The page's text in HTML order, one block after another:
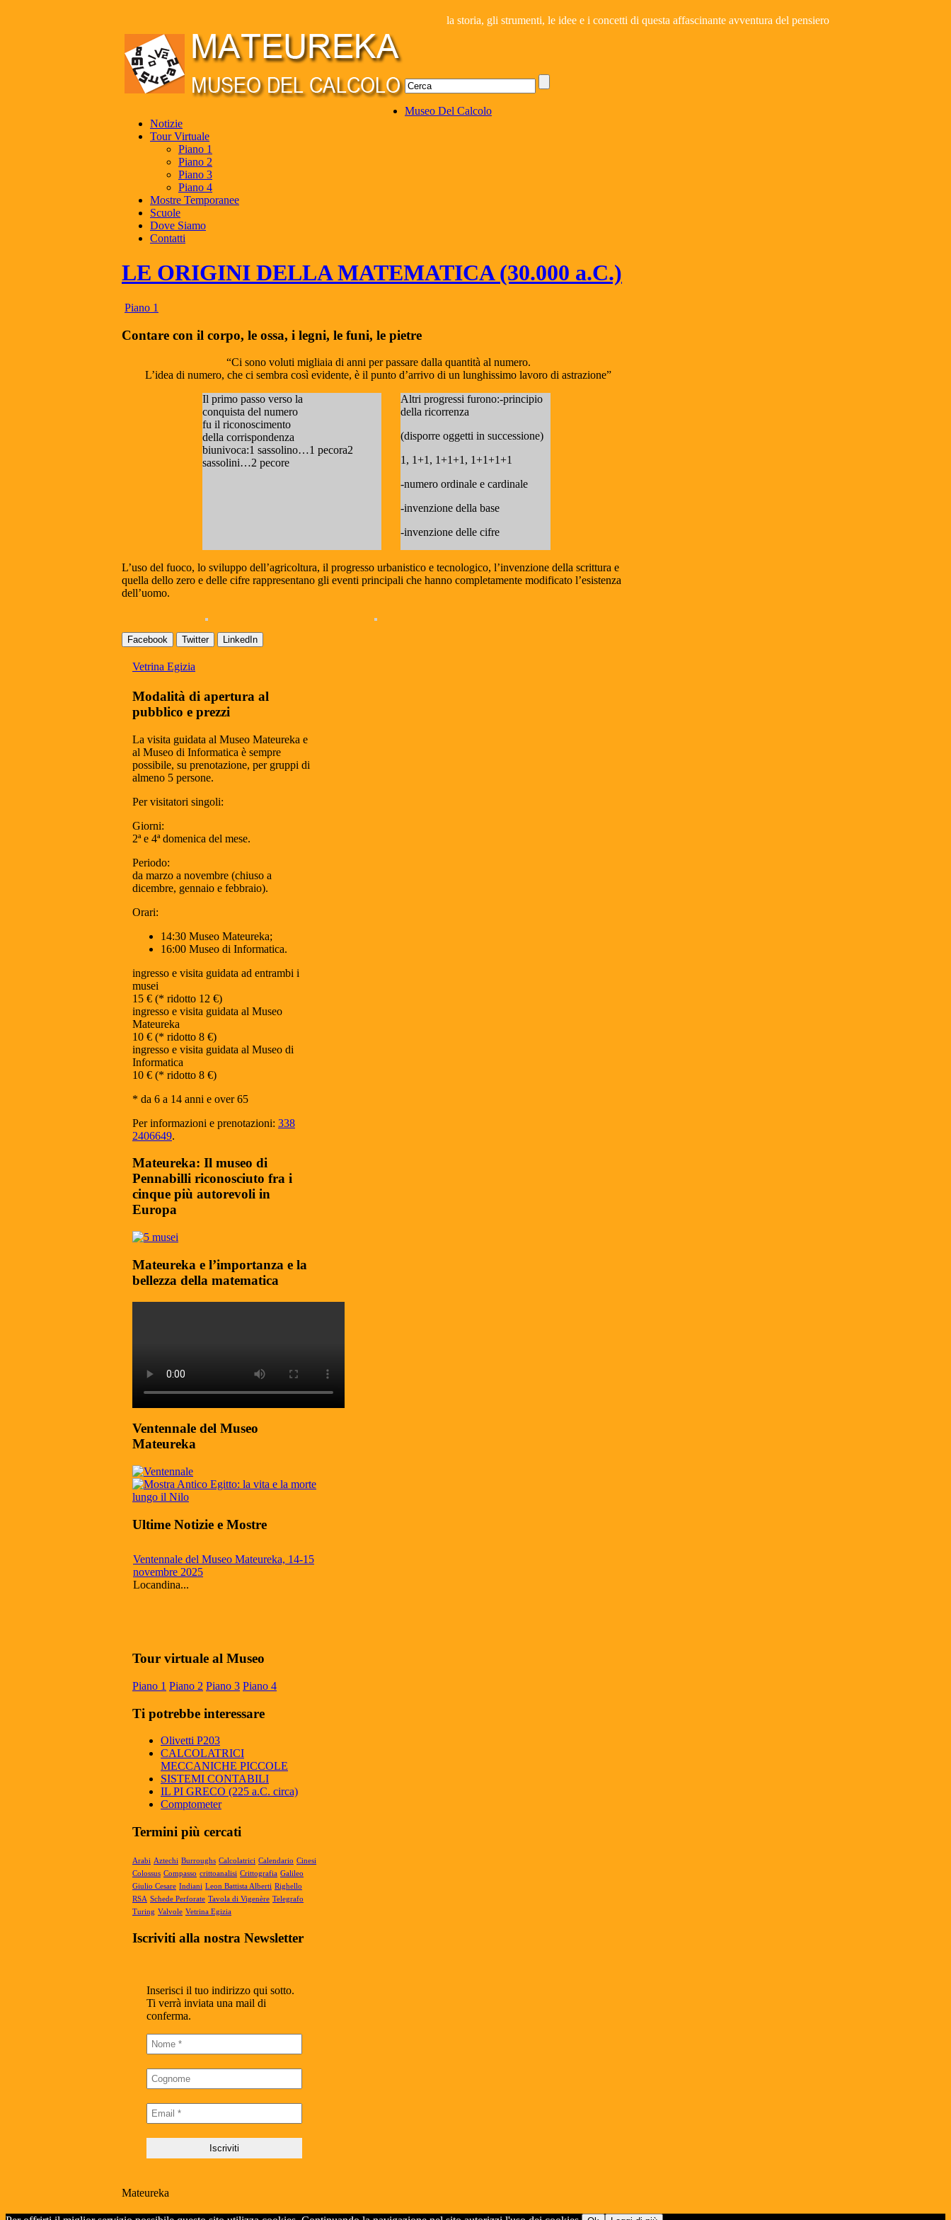
la storia, gli strumenti, le idee e i concetti di questa affascinante avventura del pensiero
Museo Del Calcolo
Notizie
Tour Virtuale
Piano 1
Piano 2
Piano 3
Piano 4
Mostre Temporanee
Scuole
Dove Siamo
Contatti
LE ORIGINI DELLA MATEMATICA (30.000 a.C.)
Piano 1
Contare con il corpo, le ossa, i legni, le funi, le pietre
“Ci sono voluti migliaia di anni per passare dalla quantità al numero.
L’idea di numero, che ci sembra così evidente, è il punto d’arrivo di un lunghissimo lavoro di astrazione”
Il primo passo verso la
conquista del numero
fu il riconoscimento
della corrispondenza
biunivoca:1 sassolino…1 pecora2
sassolini…2 pecore
Altri progressi furono:-principio
della ricorrenza
(disporre oggetti in successione)
1, 1+1, 1+1+1, 1+1+1+1
-numero ordinale e cardinale
-invenzione della base
-invenzione delle cifre
L’uso del fuoco, lo sviluppo dell’agricoltura, il progresso urbanistico e tecnologico, l’invenzione della scrittura e
quella dello zero e delle cifre rappresentano gli eventi principali che hanno completamente modificato l’esistenza
dell’uomo.
Facebook Twitter LinkedIn
Vetrina Egizia
Modalità di apertura al
pubblico e prezzi
La visita guidata al Museo Mateureka e
al Museo di Informatica è sempre
possibile, su prenotazione, per gruppi di
almeno 5 persone.
Per visitatori singoli:
Giorni:
2ª e 4ª domenica del mese.
Periodo:
da marzo a novembre (chiuso a
dicembre, gennaio e febbraio).
Orari:
14:30 Museo Mateureka;
16:00 Museo di Informatica.
ingresso e visita guidata ad entrambi i
musei
15 € (* ridotto 12 €)
ingresso e visita guidata al Museo
Mateureka
10 € (* ridotto 8 €)
ingresso e visita guidata al Museo di
Informatica
10 € (* ridotto 8 €)
* da 6 a 14 anni e over 65
Per informazioni e prenotazioni: 338
2406649.
Mateureka: Il museo di
Pennabilli riconosciuto fra i
cinque più autorevoli in
Europa
Mateureka e l’importanza e la
bellezza della matematica
Ventennale del Museo
Mateureka
Ultime Notizie e Mostre
Ventennale del Museo Mateureka, 14-15
novembre 2025
Locandina...
riconosciuto fra i cinque più autorevoli in
Europa
dalla rivista UMI (Unione Matematici
Articolo RiminiIn
Articolo Geronimo maggio 2025
Articolo Geronimo, maggio 2025...
Tour virtuale al Museo
Piano 1 Piano 2 Piano 3 Piano 4
Ti potrebbe interessare
Olivetti P203
CALCOLATRICI
MECCANICHE PICCOLE
SISTEMI CONTABILI
IL PI GRECO (225 a.C. circa)
Comptometer
Termini più cercati
Arabi Aztechi Burroughs Calcolatrici Calendario Cinesi
Colossus Compasso crittoanalisi Crittografia Galileo
Giulio Cesare Indiani Leon Battista Alberti Righello
RSA Schede Perforate Tavola di Vigenère Telegrafo
Turing Valvole Vetrina Egizia
Iscriviti alla nostra Newsletter
Inserisci il tuo indirizzo qui sotto.
Ti verrà inviata una mail di
conferma.
Mateureka